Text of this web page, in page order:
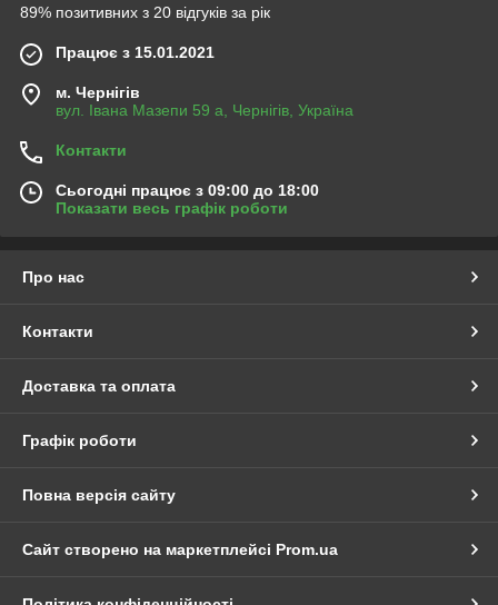
89% позитивних з 20 відгуків за рік
Працює з 15.01.2021
м. Чернігів
вул. Івана Мазепи 59 а, Чернігів, Україна
Контакти
Сьогодні працює з 09:00 до 18:00
Показати весь графік роботи
Про нас
Контакти
Доставка та оплата
Графік роботи
Повна версія сайту
Сайт створено на маркетплейсі Prom.ua